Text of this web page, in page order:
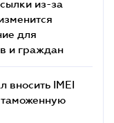
из-за
для
и граждан
вносить IMEI